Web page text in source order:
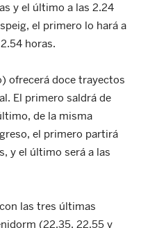
y el último a las 2.24
el primero lo hará a
horas.
ofrecerá doce trayectos
El primero saldrá de
de la misma
el primero partirá
y el último será a las
las tres últimas
(22.35, 22.55 y